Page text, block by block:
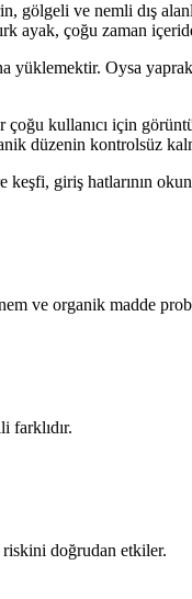
gölgeli ve nemli dış
ayak, çoğu zaman
yüklemektir. Oysa
kullanıcı için
düzenin kontrolsüz
giriş hatlarının
ve organik madde
farklıdır.
doğrudan etkiler.